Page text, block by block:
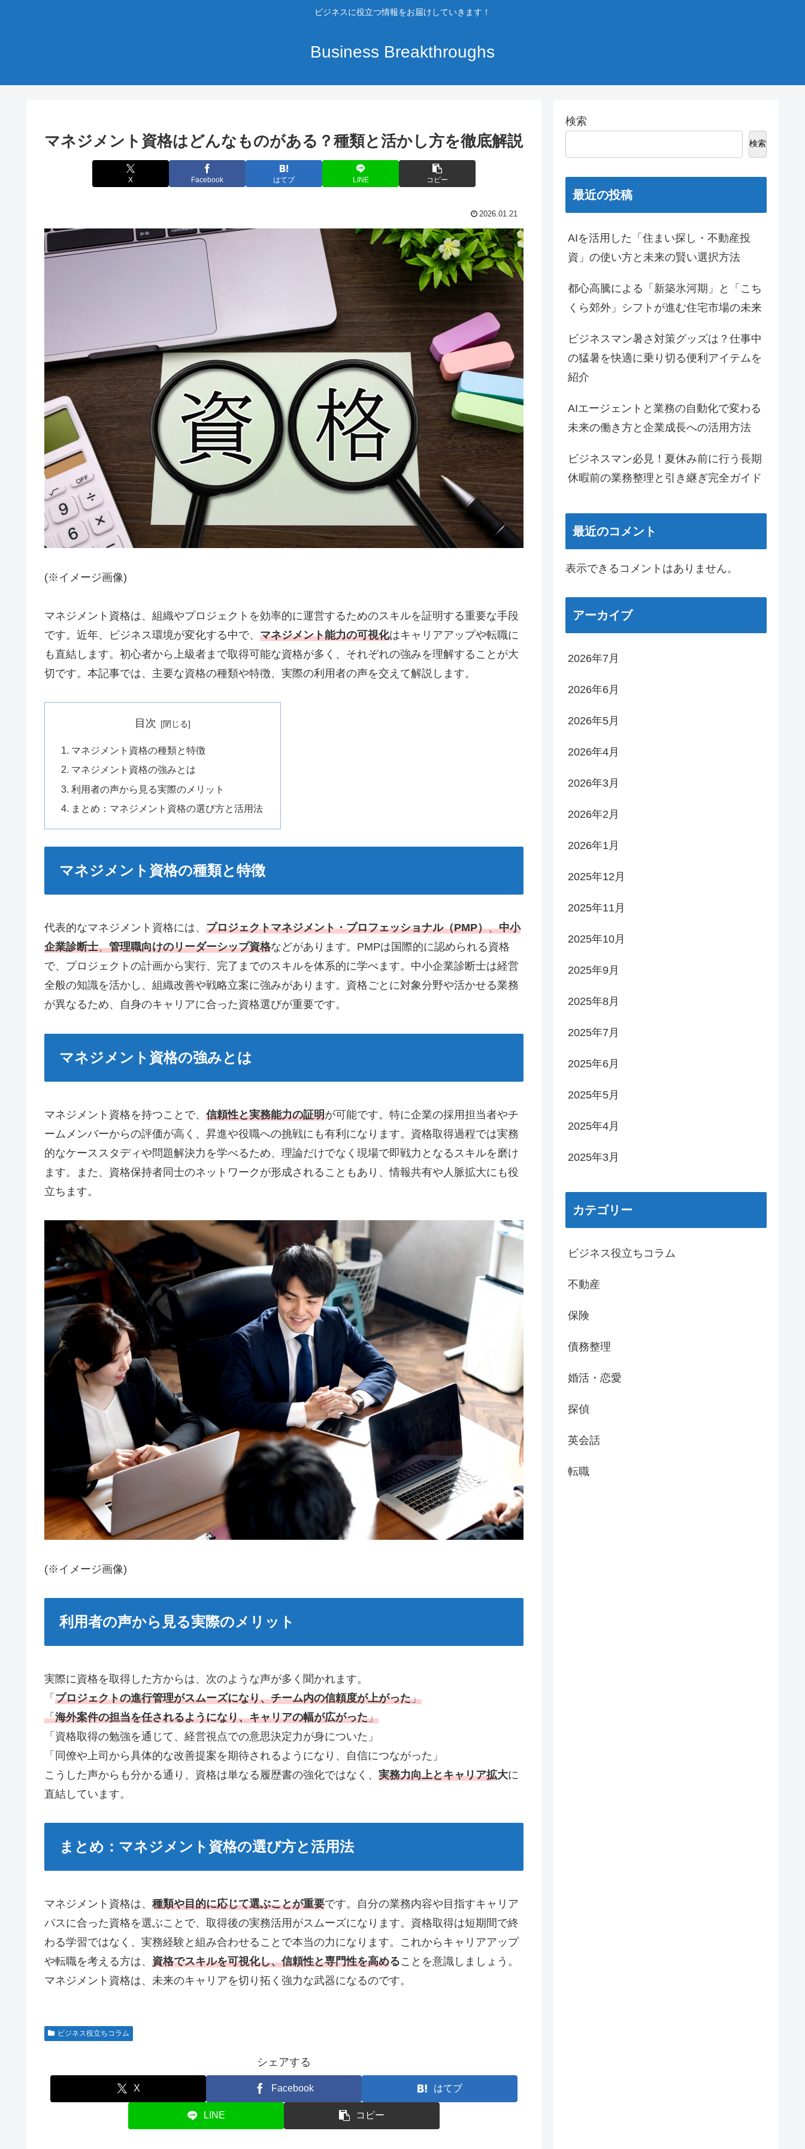
ビジネスに役立つ情報をお届けしていきます！
Business Breakthroughs
マネジメント資格はどんなものがある？種類と活かし方を徹底解説
X Facebook はてブ LINE コピー
2026.01.21
(※イメージ画像)
マネジメント資格は、組織やプロジェクトを効率的に運営するためのスキルを証明する重要な手段
です。近年、ビジネス環境が変化する中で、 マネジメント能力の可視化はキャリアアップや転職に
も直結します。初心者から上級者まで取得可能な資格が多く、それぞれの強みを理解することが大
切です。本記事では、主要な資格の種類や特徴、実際の利用者の声を交えて解説します。
目次
マネジメント資格の種類と特徴
マネジメント資格の強みとは
利用者の声から見る実際のメリット
まとめ：マネジメント資格の選び方と活用法
マネジメント資格の種類と特徴
代表的なマネジメント資格には、 プロジェクトマネジメント・プロフェッショナル（PMP）、中小
企業診断士、管理職向けのリーダーシップ資格などがあります。PMPは国際的に認められる資格
で、プロジェクトの計画から実行、完了までのスキルを体系的に学べます。中小企業診断士は経営
全般の知識を活かし、組織改善や戦略立案に強みがあります。資格ごとに対象分野や活かせる業務
が異なるため、自身のキャリアに合った資格選びが重要です。
マネジメント資格の強みとは
マネジメント資格を持つことで、 信頼性と実務能力の証明が可能です。特に企業の採用担当者やチ
ームメンバーからの評価が高く、昇進や役職への挑戦にも有利になります。資格取得過程では実務
的なケーススタディや問題解決力を学べるため、理論だけでなく現場で即戦力となるスキルを磨け
ます。また、資格保持者同士のネットワークが形成されることもあり、情報共有や人脈拡大にも役
立ちます。
(※イメージ画像)
利用者の声から見る実際のメリット
実際に資格を取得した方からは、次のような声が多く聞かれます。
「 プロジェクトの進行管理がスムーズになり、チーム内の信頼度が上がった」
「海外案件の担当を任されるようになり、キャリアの幅が広がった」
「資格取得の勉強を通じて、経営視点での意思決定力が身についた」
「同僚や上司から具体的な改善提案を期待されるようになり、自信につながった」
こうした声からも分かる通り、資格は単なる履歴書の強化ではなく、 実務力向上とキャリア拡大に
直結しています。
まとめ：マネジメント資格の選び方と活用法
マネジメント資格は、 種類や目的に応じて選ぶことが重要です。自分の業務内容や目指すキャリア
パスに合った資格を選ぶことで、取得後の実務活用がスムーズになります。資格取得は短期間で終
わる学習ではなく、実務経験と組み合わせることで本当の力になります。これからキャリアアップ
や転職を考える方は、 資格でスキルを可視化し、信頼性と専門性を高めることを意識しましょう。
マネジメント資格は、未来のキャリアを切り拓く強力な武器になるのです。
ビジネス役立ちコラム
シェアする
X Facebook はてブ
LINE コピー
検索
検索
最近の投稿
AIを活用した「住まい探し・不動産投
資」の使い方と未来の賢い選択方法
都心高騰による「新築氷河期」と「こち
くら郊外」シフトが進む住宅市場の未来
ビジネスマン暑さ対策グッズは？仕事中
の猛暑を快適に乗り切る便利アイテムを
紹介
AIエージェントと業務の自動化で変わる
未来の働き方と企業成長への活用方法
ビジネスマン必見！夏休み前に行う長期
休暇前の業務整理と引き継ぎ完全ガイド
最近のコメント
表示できるコメントはありません。
アーカイブ
2026年7月
2026年6月
2026年5月
2026年4月
2026年3月
2026年2月
2026年1月
2025年12月
2025年11月
2025年10月
2025年9月
2025年8月
2025年7月
2025年6月
2025年5月
2025年4月
2025年3月
カテゴリー
ビジネス役立ちコラム
不動産
保険
債務整理
婚活・恋愛
探偵
英会話
転職